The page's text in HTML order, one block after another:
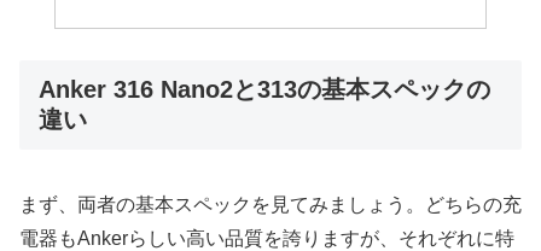
Anker 316 Nano2と313の基本スペックの
違い
まず、両者の基本スペックを見てみましょう。どちらの充
電器もAnkerらしい高い品質を誇りますが、それぞれに特